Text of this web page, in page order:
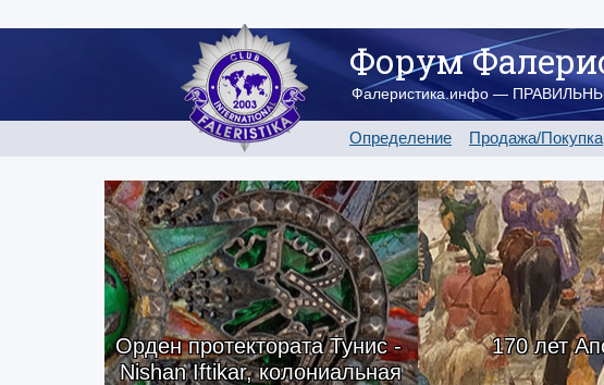
Форум
Фалеристика.инфо —
Определение Продажа/Покупка
Орден протектората Тунис -
Nishan Iftikar, колониальная
170 лет